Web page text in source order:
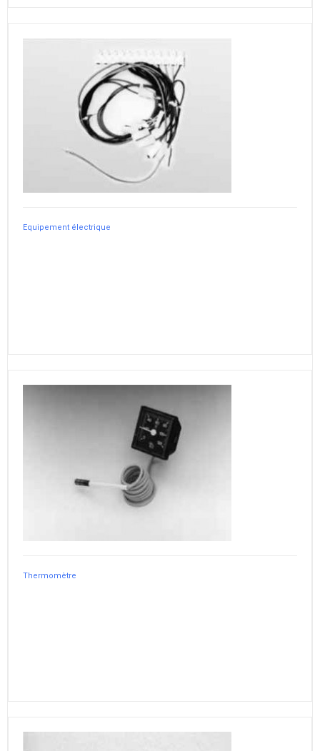
Equipement électrique
Thermomètre